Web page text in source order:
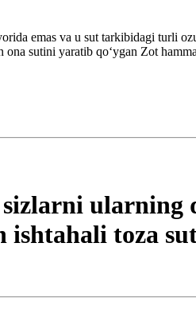
emas va u sut tarkibidagi turli
sutini yaratib qo‘ygan Zot
ishtahali toza